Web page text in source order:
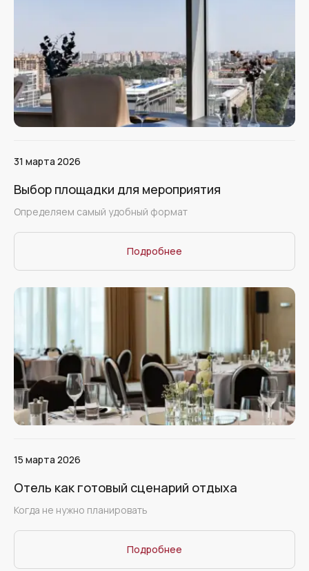
31 марта 2026
Выбор площадки для мероприятия
Определяем самый удобный формат
Подробнее
15 марта 2026
Отель как готовый сценарий отдыха
Когда не нужно планировать
Подробнее